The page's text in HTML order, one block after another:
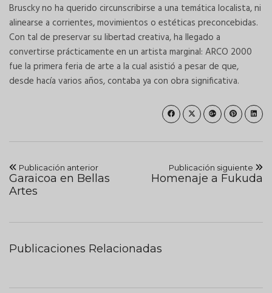
Bruscky no ha querido circunscribirse a una temática localista, ni
alinearse a corrientes, movimientos o estéticas preconcebidas.
Con tal de preservar su libertad creativa, ha llegado a
convertirse prácticamente en un artista marginal: ARCO 2000
fue la primera feria de arte a la cual asistió a pesar de que,
desde hacía varios años, contaba ya con obra significativa.
Publicación anterior
Garaicoa en Bellas
Artes
Publicación siguiente
Homenaje a Fukuda
Publicaciones Relacionadas